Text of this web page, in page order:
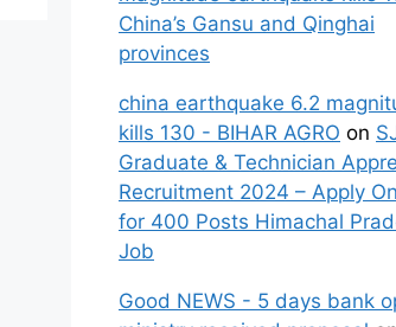
China’s Gansu and Qinghai
provinces
china earthquake 6.2
kills 130 - BIHAR AGRO on
Graduate & Technician
Recruitment 2024 – Apply
for 400 Posts Himachal
Job
Good NEWS - 5 days bank